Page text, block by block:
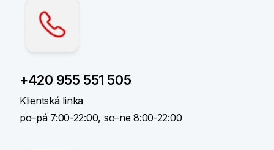
+420 955 551 505
Klientská linka
po–⁠pá 7:00-⁠22:00, so–⁠ne 8:00-⁠22:00